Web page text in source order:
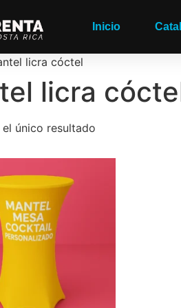
Inicio
licra cóctel
licra
único resultado